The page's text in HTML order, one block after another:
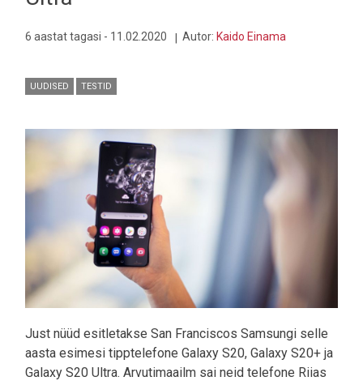
6 aastat tagasi - 11.02.2020 Autor: Kaido Einama
UUDISED TESTID
Pilt
Just nüüd esitletakse San Franciscos Samsungi selle
aasta esimesi tipptelefone Galaxy S20, Galaxy S20+ ja
Galaxy S20 Ultra. Arvutimaailm sai neid telefone Riias